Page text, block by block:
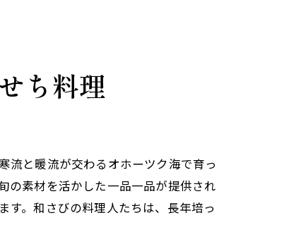
ち料理
流と暖流が交わるオホーツク海で育っ
の素材を活かした一品一品が提供され
す。和さびの料理人たちは、長年培っ